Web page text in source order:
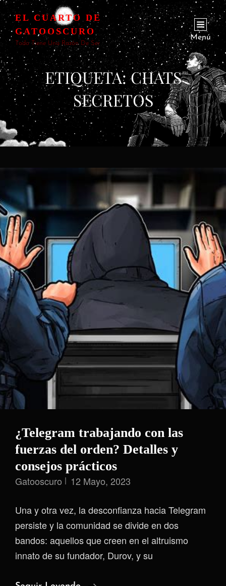
EL CUARTO DE
GATOOSCURO
Todo Tiene Una Razón De Ser
Menú
ETIQUETA:CHATS
SECRETOS
¿Telegram trabajando con las
fuerzas del orden? Detalles y
consejos prácticos
Gatooscuro 12 Mayo, 2023
Una y otra vez, la desconfianza hacia Telegram
persiste y la comunidad se divide en dos
bandos: aquellos que creen en el altruismo
innato de su fundador, Durov, y su